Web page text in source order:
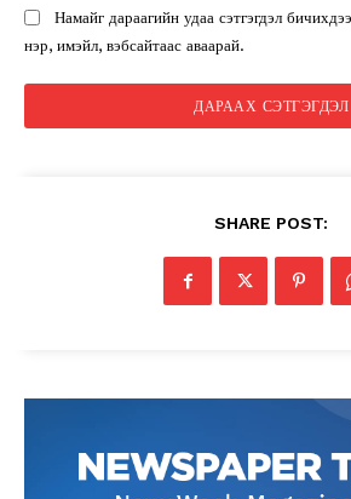
News Week
Намайг дараагийн удаа сэтгэгдэл
нэр, имэйл, вэбсайтаас аваарай.
SHARE POST: